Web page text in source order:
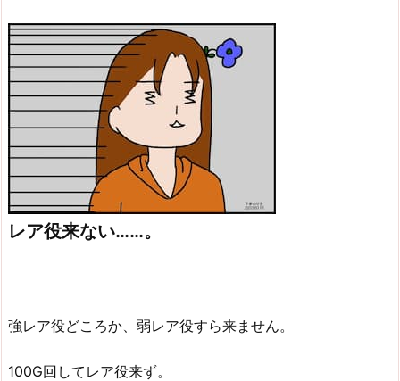
レア役来ない……。
強レア役どころか、弱レア役すら来ません。
100G回してレア役来ず。